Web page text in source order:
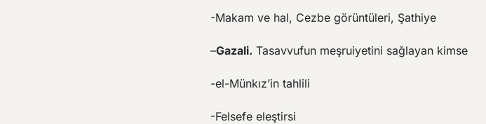
-Makam ve hal, Cezbe görüntüleri, Şathiye
–Gazali. Tasavvufun meşruiyetini sağlayan kimse
-el-Münkız’in tahlili
-Felsefe eleştirsi